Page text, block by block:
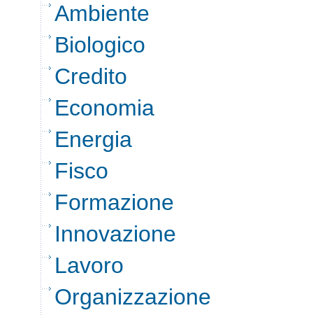
Ambiente
Biologico
Credito
Economia
Energia
Fisco
Formazione
Innovazione
Lavoro
Organizzazione